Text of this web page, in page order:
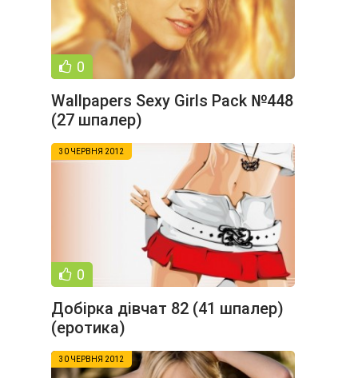
0
Wallpapers Sexy Girls Pack №448
(27 шпалер)
30 ЧЕРВНЯ 2012
0
Добірка дівчат 82 (41 шпалер)
(еротика)
30 ЧЕРВНЯ 2012